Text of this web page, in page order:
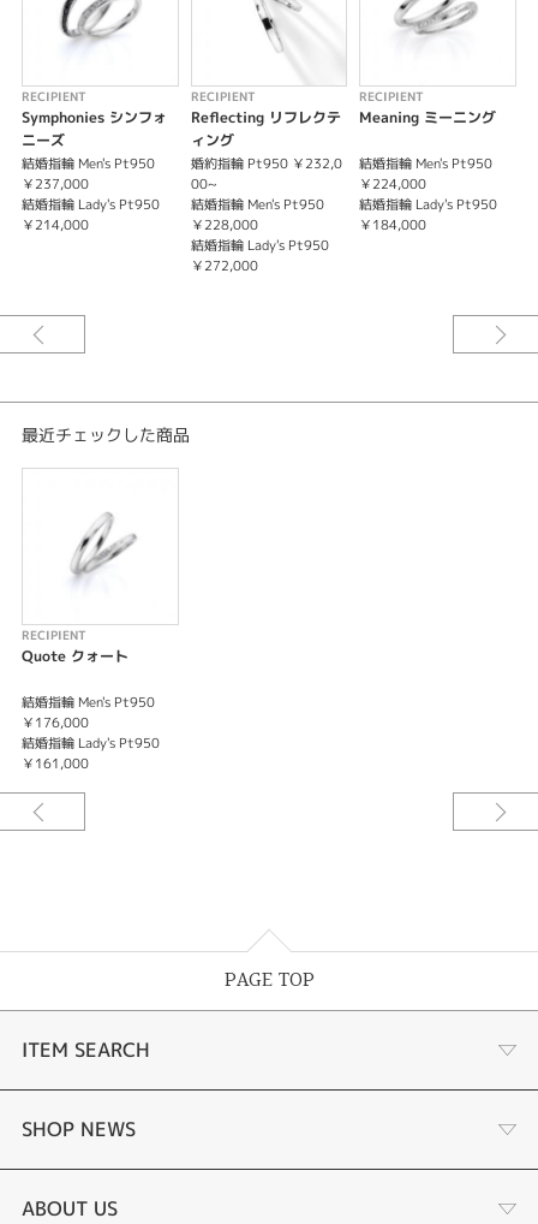
レディース
紹介文
RECIPIENT〈レシピエント〉
Quote クォート
もし、この地球で与えられた時間が1時間しかないとしたら
その全てをあなたに捧げる
RECIPIENT
Symphonies シンフォ
ニーズ
結婚指輪 Men's Pt950
￥237,000
結婚指輪 Lady's Pt950
￥214,000
RECIPIENT
Reflecting リフレクテ
ィング
婚約指輪 Pt950 ￥232,0
00~
結婚指輪 Men's Pt950
￥228,000
結婚指輪 Lady's Pt950
￥272,000
RECIPIENT
Meaning ミーニング
結婚指輪 Men's Pt950
￥224,000
結婚指輪 Lady's Pt950
￥184,000
最近チェックした商品
RECIPIENT
Quote クォート
結婚指輪 Men's Pt950
￥176,000
結婚指輪 Lady's Pt950
￥161,000
PAGE TOP
ITEM SEARCH
商品一覧
婚約指輪
SHOP NEWS
リフォーム
ABOUT US